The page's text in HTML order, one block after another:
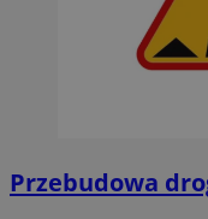
Przebudowa